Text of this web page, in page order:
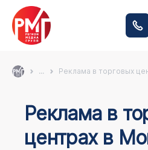
... Реклама в торговых
Реклама в
центрах в